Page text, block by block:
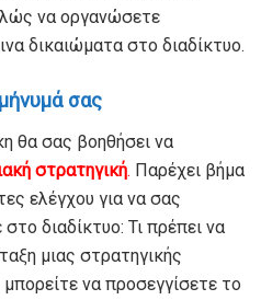
να οργανώσετε
δικαιώματα στο διαδίκτυο.
σας
θα σας βοηθήσει να
στρατηγική. Παρέχει βήμα
ελέγχου για να σας
διαδίκτυο: Τι πρέπει να
μιας στρατηγικής
να προσεγγίσετε το